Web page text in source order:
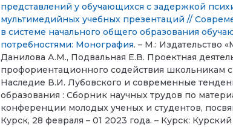
представлений у обучающихся с задержкой
мультимедийных учебных презентаций //
в системе начального общего образования
потребностями: Монография. – М.: Издательство
Данилова А.М., Подвальная Е.В. Проектная
профориентационного содействия школьникам
Наследие В.И. Лубовского и современные
образования : Сборник научных трудов по
конференции молодых ученых и студентов,
Курск, 28 февраля – 01 2023 года. – Курск: